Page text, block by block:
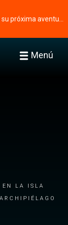
Menú
en la isla